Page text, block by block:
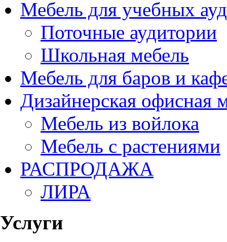
Мебель для учебных
Поточные аудитории
Школьная мебель
Мебель для баров и
Дизайнерская офисная
Мебель из войлока
Мебель с растениями
РАСПРОДАЖА
ЛИРА
Услуги